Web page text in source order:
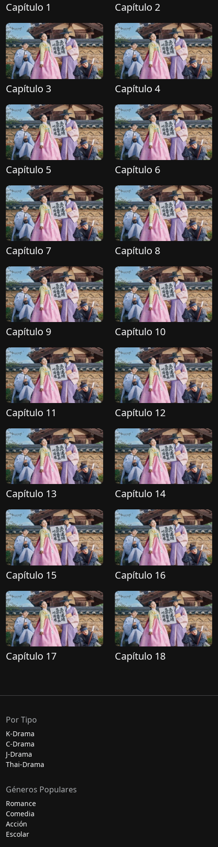
Capítulo 1 Capítulo 2
Capítulo 3 Capítulo 4
Capítulo 5 Capítulo 6
Capítulo 7 Capítulo 8
Capítulo 9 Capítulo 10
Capítulo 11 Capítulo 12
Capítulo 13 Capítulo 14
Capítulo 15 Capítulo 16
Capítulo 17 Capítulo 18
Por Tipo
K-Drama
C-Drama
J-Drama
Thai-Drama
Géneros Populares
Romance
Comedia
Acción
Escolar